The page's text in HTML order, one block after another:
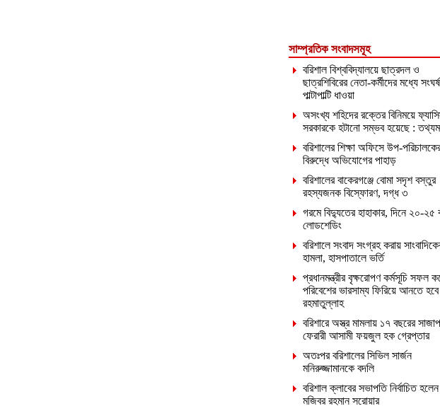
সাম্প্রতিক সংবাদসমূহ
বরিশাল বিশ্ববিদ্যালয়ে ছাত্রদল ও
ছাত্রশিবিরের নেতা-কর্মীদের মধ্যে
পাল্টাপাল্টি ধাওয়া
অসংখ্য শহিদের রক্তের বিনিময়ে
সরকারকে হটানো সম্ভব হয়েছে :
বরিশালের শিক্ষা অফিসে উপ-
বিরুদ্ধে অভিযোগের পাহাড়
বরিশালের বাকেরগঞ্জে বোমা সদৃশ বস্তুর
রহস্যজনক বিস্ফোরণ, দগ্ধ ৩
গরমে বিদ্যুতের হাহাকার, দিনে ২০-২৫
লোডশেডিং
বরিশালে সংবাদ সংগ্রহ করায়
হামলা, হাসপাতালে ভর্তি
প্রধানমন্ত্রীর বৃক্ষরোপণ কর্মসূচি সফল
পরিবেশের ভারসাম্য ফিরিয়ে আনতে
রহমাতুল্লাহ
বরিশারে অস্ত্র মামলায় ১৭ বছরের
ফেরারী আসামী ফয়জুল হক গ্রেপ্তার
অতঃপর বরিশালের সিভিল সার্জন
মনিরুজ্জামানকে বদলি
বরিশাল ক্লাবের সভাপতি নির্বাচিত হলেন
মজিবর রহমান সরোয়ার